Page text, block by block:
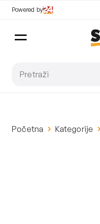
Powered by
Početna Kategorije